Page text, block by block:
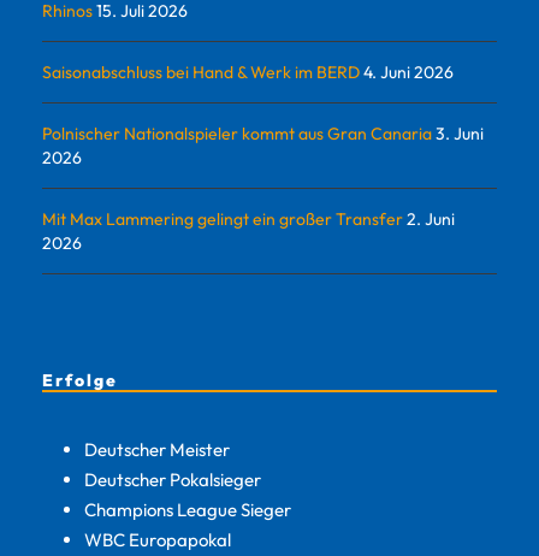
Rhinos15. Juli 2026
Saisonabschluss bei Hand & Werk im BERD4. Juni 2026
Polnischer Nationalspieler kommt aus Gran Canaria3. Juni
2026
Mit Max Lammering gelingt ein großer Transfer2. Juni
2026
Erfolge
Deutscher Meister
Deutscher Pokalsieger
Champions League Sieger
WBC Europapokal